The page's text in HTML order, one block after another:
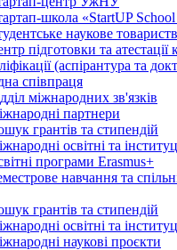
школа «StartUP
наукове
підготовки та атестації
(аспірантура та
співпраця
міжнародних зв'язків
партнери
грантів та стипендій
освітні та
програми Erasmus+
навчання та
грантів та стипендій
освітні та
наукові проєкти